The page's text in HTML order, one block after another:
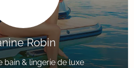
Robin
bain & lingerie de luxe